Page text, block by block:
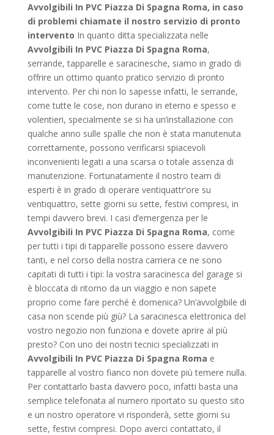
Avvolgibili In PVC Piazza Di Spagna Roma, in caso
di problemi chiamate il nostro servizio di pronto
intervento In quanto ditta specializzata nelle
Avvolgibili In PVC Piazza Di Spagna Roma,
serrande, tapparelle e saracinesche, siamo in grado di
offrire un ottimo quanto pratico servizio di pronto
intervento. Per chi non lo sapesse infatti, le serrande,
come tutte le cose, non durano in eterno e spesso e
volentieri, specialmente se si ha un’installazione con
qualche anno sulle spalle che non è stata manutenuta
correttamente, possono verificarsi spiacevoli
inconvenienti legati a una scarsa o totale assenza di
manutenzione. Fortunatamente il nostro team di
esperti è in grado di operare ventiquattr’ore su
ventiquattro, sette giorni su sette, festivi compresi, in
tempi davvero brevi. I casi d’emergenza per le
Avvolgibili In PVC Piazza Di Spagna Roma, come
per tutti i tipi di tapparelle possono essere davvero
tanti, e nel corso della nostra carriera ce ne sono
capitati di tutti i tipi: la vostra saracinesca del garage si
è bloccata di ritorno da un viaggio e non sapete
proprio come fare perché è domenica? Un’avvolgibile di
casa non scende più giù? La saracinesca elettronica del
vostro negozio non funziona e dovete aprire al più
presto? Con uno dei nostri tecnici specializzati in
Avvolgibili In PVC Piazza Di Spagna Roma e
tapparelle al vostro fianco non dovete più temere nulla.
Per contattarlo basta davvero poco, infatti basta una
semplice telefonata al numero riportato su questo sito
e un nostro operatore vi risponderà, sette giorni su
sette, festivi compresi. Dopo averci contattato, il